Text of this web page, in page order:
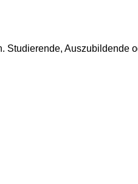
Studierende, Auszubildende